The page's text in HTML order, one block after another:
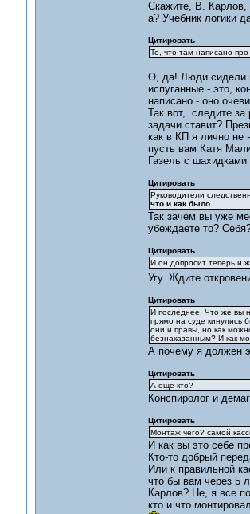
Скажите, В. Карлов,
а? Учебник логики
Цитировать
То, что там написано
О, да! Люди сидели
испуганные - это,
написано - оно
Так вот, следите
задачи ставит?
как в КП я лично не
пусть вам Катя
Газель с
Цитировать
Руководители
что и как было.
Так зачем вы уже
убеждаете то?
Цитировать
И он допросит теперь и
Угу. Ждите
Цитировать
И последнее. Что же вы
прямо на суде кинулись
они и правы, но как
безнаказанным? И как
А почему я должен
Цитировать
А ещё кто?
Конспиролог и
Цитировать
Монтаж чего? самой
И как вы это себе
Кто-то добрый
Или к правильной
что бы вам через 5
Карлов? Не, я все
кто и что